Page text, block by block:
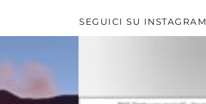
SEGUICI SU INSTAGRAM